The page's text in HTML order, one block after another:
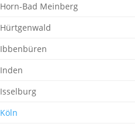
Horn-Bad Meinberg
Hürtgenwald
Ibbenbüren
Inden
Isselburg
Köln